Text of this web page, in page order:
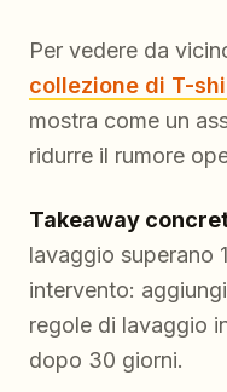
Per vedere da
collezione di T-
mostra come un
ridurre il rumore
Takeaway
lavaggio superano
intervento:
regole di lavaggio
dopo 30 giorni.